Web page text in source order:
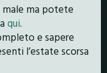
male ma potete
qui.
e sapere
l’estate scorsa